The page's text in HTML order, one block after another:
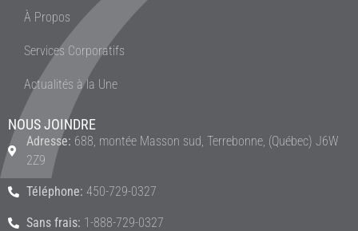
À Propos
Services Corporatifs
Actualités à la Une
NOUS JOINDRE
Adresse: 688, montée Masson sud, Terrebonne, (Québec) J6W
2Z9
Téléphone: 450-729-0327
Sans frais: 1-888-729-0327